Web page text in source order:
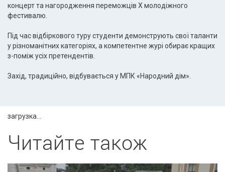
концерт та нагородження переможців Х молодіжного
фестивалю.
Під час відбіркового туру студенти демонструють свої таланти
у різноманітних категоріях, а компетентне журі обирає кращих
з-поміж усіх претендентів.
Захід, традиційно, відбувається у МПК «Народний дім».
загрузка...
Читайте також